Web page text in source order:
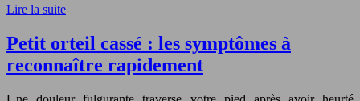
Lire la suite
Petit orteil cassé : les symptômes à
reconnaître rapidement